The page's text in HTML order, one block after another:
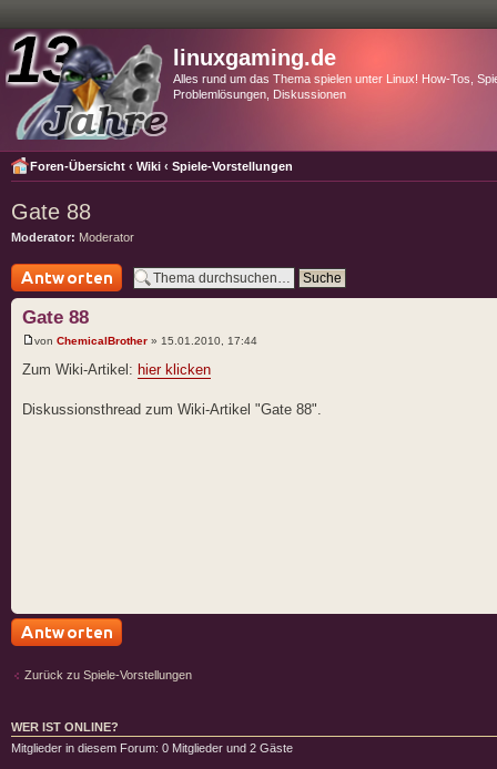
linuxgaming.de
Alles rund um das Thema spielen unter Linux! How-Tos,
Problemlösungen, Diskussionen
Foren-Übersicht ‹ Wiki ‹ Spiele-Vorstellungen
Gate 88
Moderator: Moderator
Antwort schreiben
Gate 88
von ChemicalBrother » 15.01.2010, 17:44
Zum Wiki-Artikel: hier klicken
Diskussionsthread zum Wiki-Artikel "Gate 88".
Zurück zu Spiele-Vorstellungen
WER IST ONLINE?
Mitglieder in diesem Forum: 0 Mitglieder und 2 Gäste